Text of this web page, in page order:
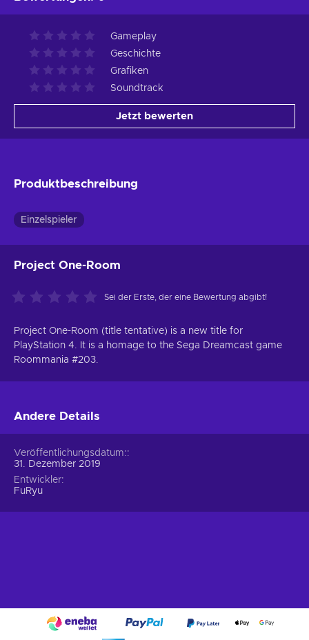
Gameplay
Geschichte
Grafiken
Soundtrack
Jetzt bewerten
Produktbeschreibung
Einzelspieler
Project One-Room
Sei der Erste, der eine Bewertung abgibt!
Project One-Room (title tentative) is a new title for
PlayStation 4. It is a homage to the Sega Dreamcast game
Roommania #203.
Andere Details
Veröffentlichungsdatum:
31. Dezember 2019
Entwickler
FuRyu